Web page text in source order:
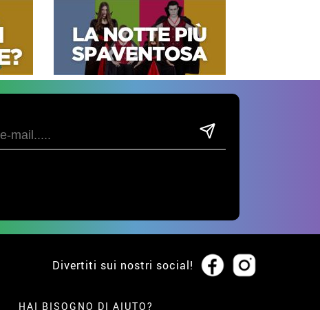
Divertiti sui nostri social!
HAI BISOGNO DI AIUTO?